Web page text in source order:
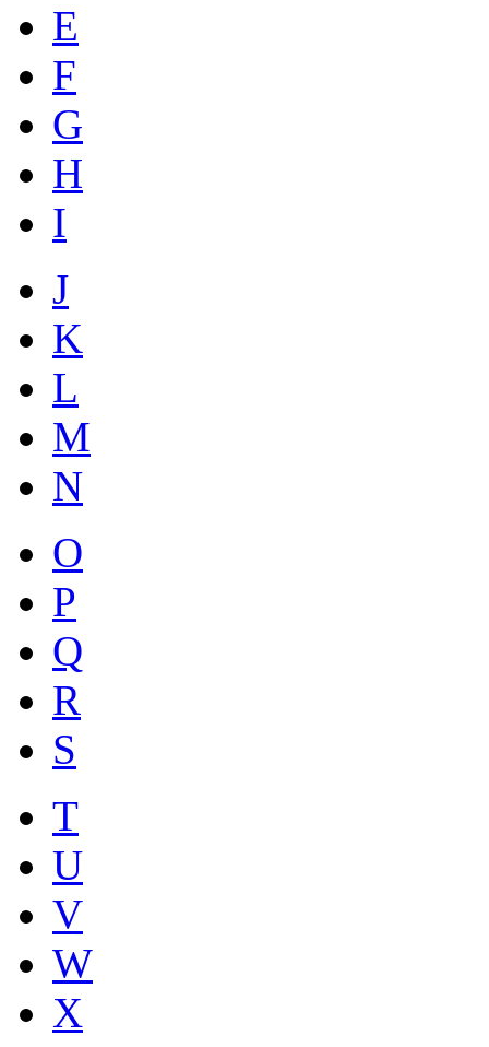
E
F
G
H
I
J
K
L
M
N
O
P
Q
R
S
T
U
V
W
X